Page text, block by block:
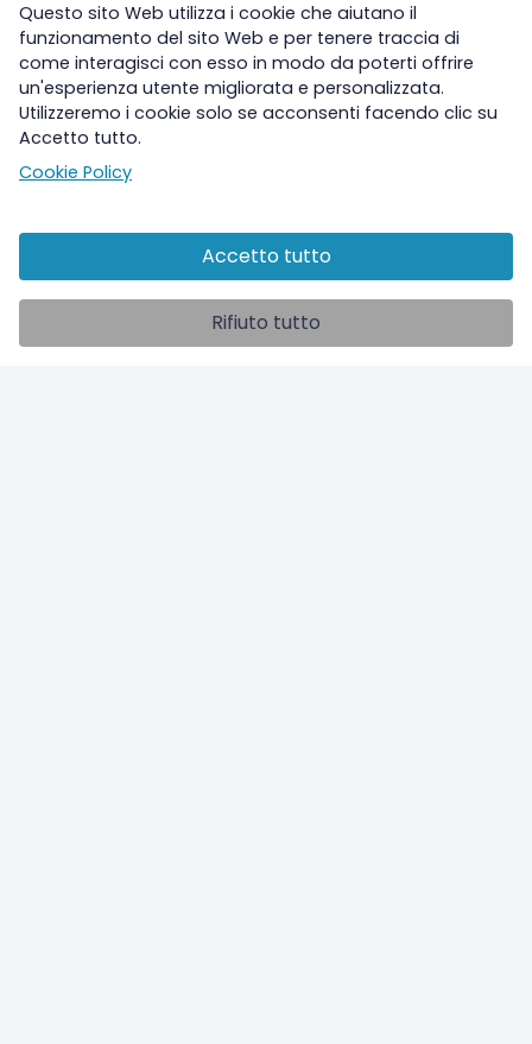
Altre sezioni
Ospedale
Questo sito Web utilizza i cookie che aiutano il
funzionamento del sito Web e per tenere traccia di
come interagisci con esso in modo da poterti offrire
un'esperienza utente migliorata e personalizzata.
Utilizzeremo i cookie solo se acconsenti facendo clic su
Accetto tutto.
Cookie Policy
Accetto tutto
Rifiuto tutto